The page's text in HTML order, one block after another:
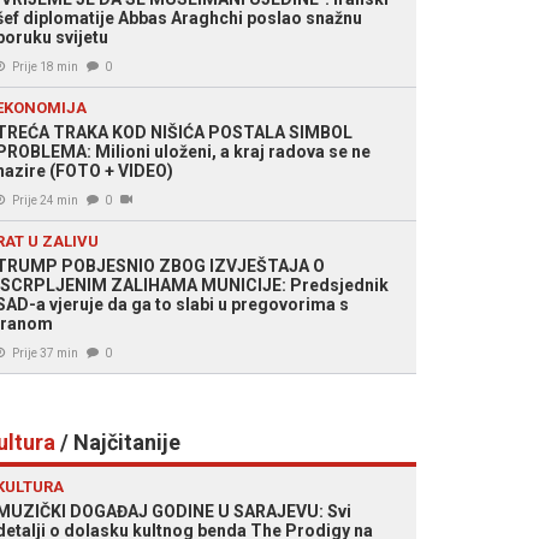
diplomatije Abbas Araghchi poslao snažnu
svijetu
Prije 18 min 0
TRAKA KOD NIŠIĆA POSTALA SIMBOL
Milioni uloženi, a kraj radova se ne
(FOTO + VIDEO)
Prije 24 min 0
U ZALIVU
POBJESNIO ZBOG IZVJEŠTAJA O
ZALIHAMA MUNICIJE: Predsjednik
a vjeruje da ga to slabi u pregovorima s
Prije 37 min 0
/ Najčitanije
DOGAĐAJ GODINE U SARAJEVU: Svi
o dolasku kultnog benda The Prodigy na